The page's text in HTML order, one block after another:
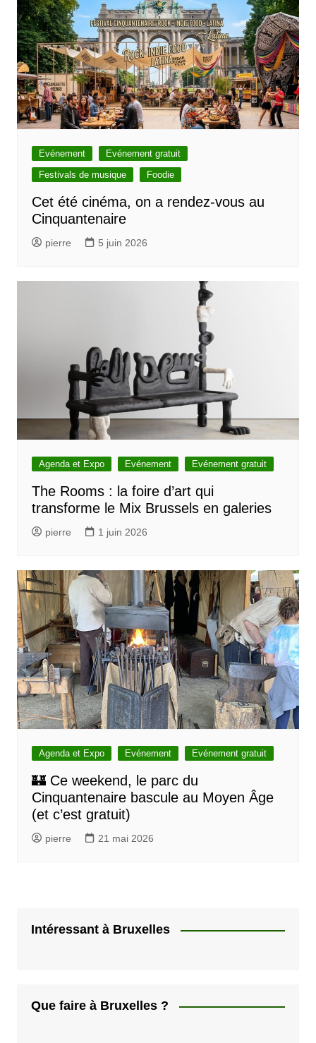
Evénement
Evénement gratuit
Festivals de musique
Foodie
Cet été cinéma, on a rendez-vous au
Cinquantenaire
pierre 5 juin 2026
Agenda et Expo Evénement Evénement gratuit
The Rooms : la foire d’art qui
transforme le Mix Brussels en galeries
pierre 1 juin 2026
Agenda et Expo Evénement Evénement gratuit
🏰 Ce weekend, le parc du
Cinquantenaire bascule au Moyen Âge
(et c’est gratuit)
pierre 21 mai 2026
Intéressant à Bruxelles
Que faire à Bruxelles ?